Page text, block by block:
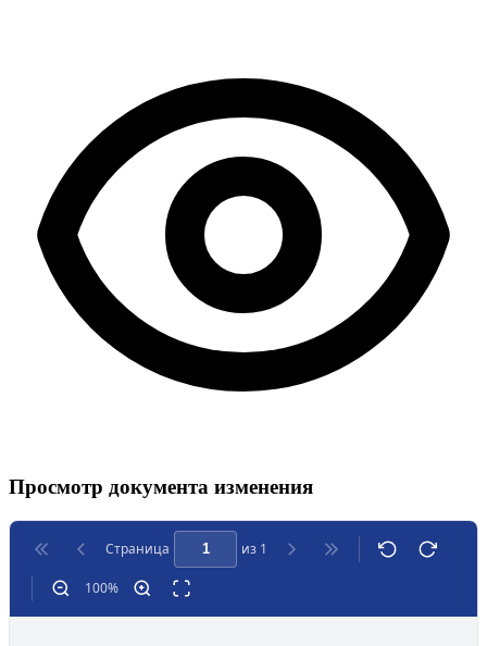
Просмотр документа изменения